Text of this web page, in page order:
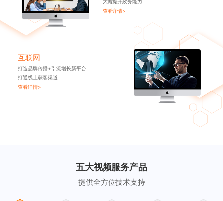
大幅提升政务能力
查看详情>
互联网
打造品牌传播+引流增长新平台
打通线上获客渠道
查看详情>
五大视频服务产品
提供全方位技术支持